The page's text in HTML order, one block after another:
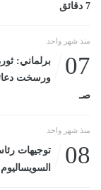
7 دقائق
منذ شهر واحد
07
صـ
منذ شهر واحد
08
توجيهات
السويساليوم الأحد، 28